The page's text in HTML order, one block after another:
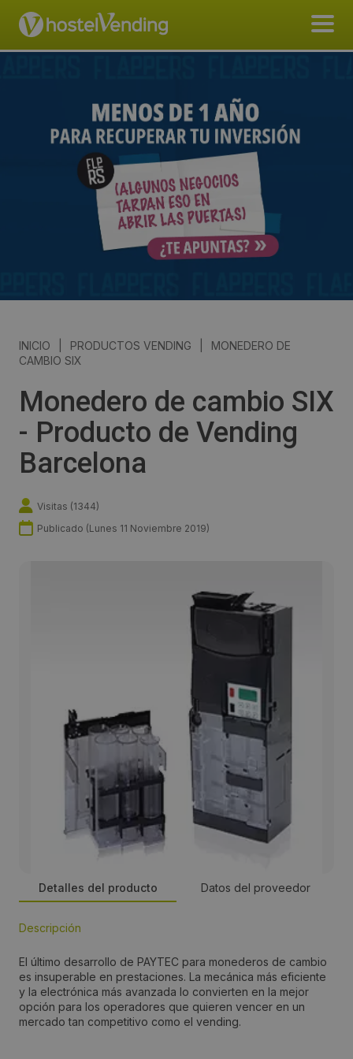
INICIO PRODUCTOS VENDING
MONEDERO DE
CAMBIO SIX
Monedero de cambio SIX
- Producto de Vending
Barcelona
Visitas (1344)
Publicado (Lunes 11 Noviembre 2019)
Detalles del producto Datos del proveedor
Descripción
El último desarrollo de PAYTEC para monederos de cambio
es insuperable en prestaciones. La mecánica más eficiente
y la electrónica más avanzada lo convierten en la mejor
opción para los operadores que quieren vencer en un
mercado tan competitivo como el vending.
Carlos Martínez
Dirección: